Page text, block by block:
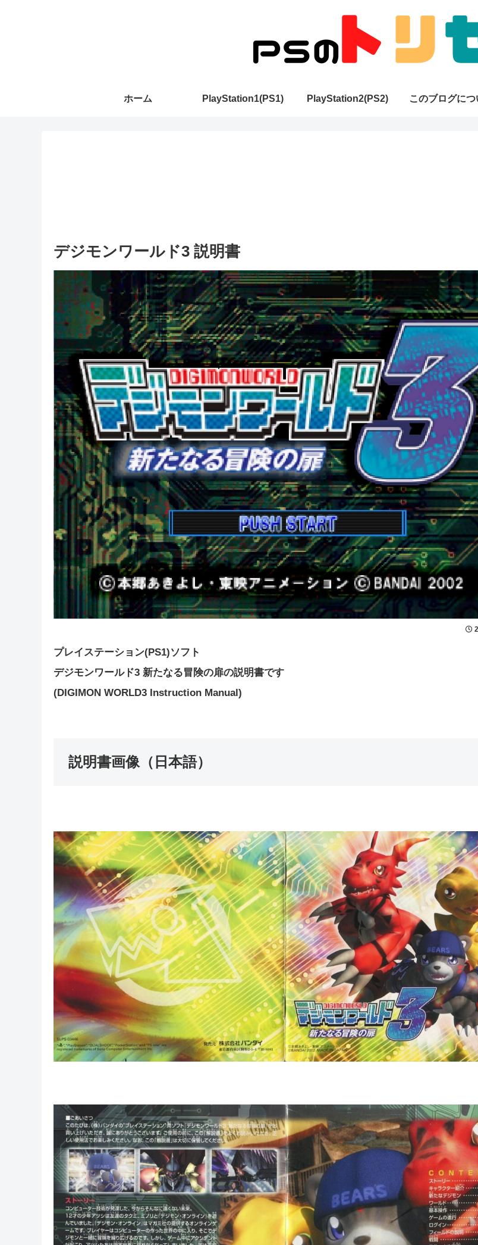
ホーム PlayStation1(PS1) PlayStation2(PS2) このブログにつ
デジモンワールド3 説明書
プレイステーション(PS1)ソフト
デジモンワールド3 新たなる冒険の扉の説明書です
(DIGIMON WORLD3 Instruction Manual)
説明書画像（日本語）